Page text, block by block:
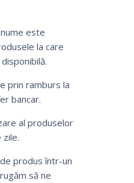
este
la care
prin ramburs la
bancar.
al produselor
produs într-un
să ne